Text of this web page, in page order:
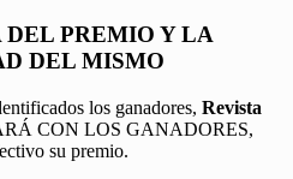
DEL PREMIO Y LA
DEL MISMO
los ganadores, Revista
CON LOS GANADORES,
su premio.